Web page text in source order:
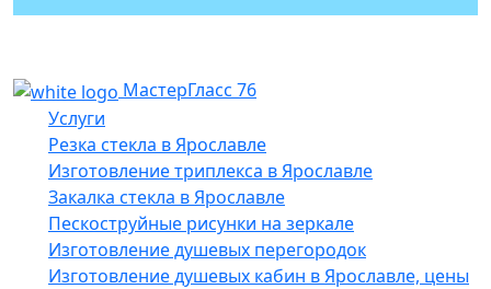
МастерГласс 76
Услуги
Резка стекла в Ярославле
Изготовление триплекса в Ярославле
Закалка стекла в Ярославле
Пескоструйные рисунки на зеркале
Изготовление душевых перегородок
Изготовление душевых кабин в Ярославле, цены